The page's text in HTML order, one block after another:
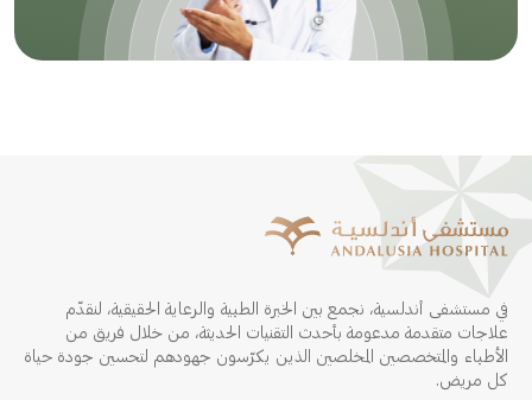
في مستشفى أندلسية، نجمع بين الخبرة الطبية والرعاية الحقيقية، لنقدّم
علاجات متقدمة مدعومة بأحدث التقنيات الحديثة، من خلال فريق من
الأطباء والمتخصصين المخلصين الذين يكرّسون جهودهم لتحسين جودة حياة
كل مريض.